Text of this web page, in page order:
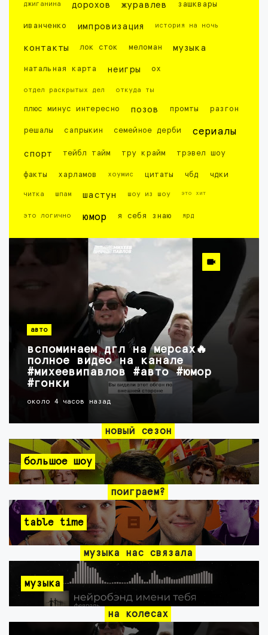
джиганина дорохов журавлев зашквары
иванченко импровизация история на ночь
контакты лок сток меломан музыка
натальная карта неигры ох
отдел раскрытых дел откуда ты
плюс минус интересно позов промты разгон
решалы сапрыкин семейное дерби сериалы
спорт тейбл тайм тру крайм трэвел шоу
факты харламов хоумис цитаты чбд чдки
читка шпам шастун шоу из шоу это хит
это логично юмор я себя знаю ярд
авто
вспоминаем дгл на мерсах🔥
полное видео на канале
#михеевипавлов #авто #юмор
#гонки
около 4 часов назад
новый сезон
большое шоу
поиграем?
table time
музыка нас связала
музыка
на колесах